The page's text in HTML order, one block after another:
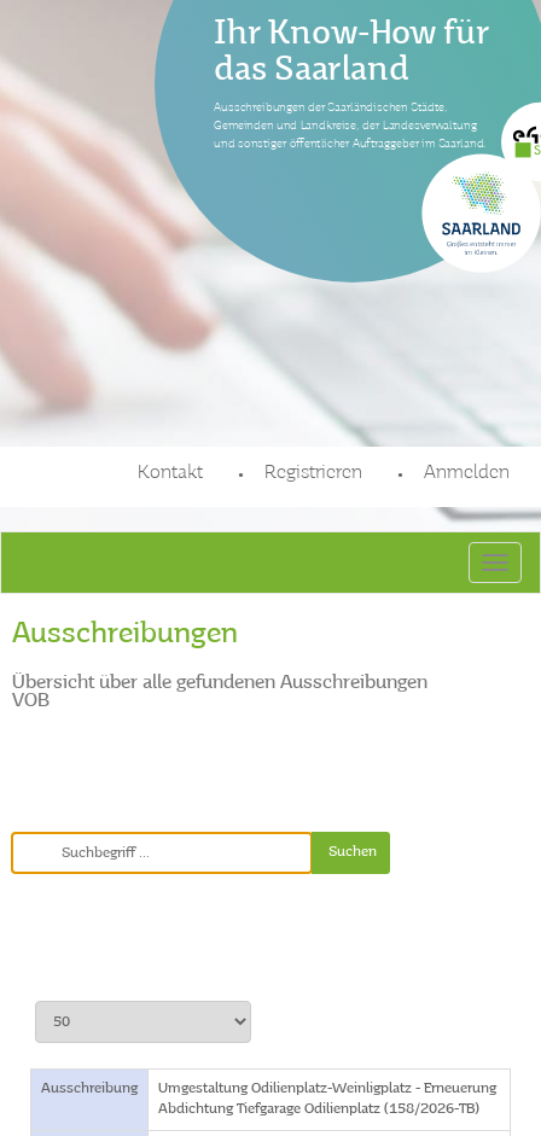
Ihr Know-How für
das Saarland
Ausschreibungen der Saarländischen Städte,
Gemeinden und Landkreise, der Landesverwaltung
und sonstiger öffentlicher Auftraggeber im Saarland.
Kontakt Registrieren Anmelden
Ausschreibungen
Übersicht über alle gefundenen Ausschreibungen
VOB
Ausschreibung
Umgestaltung Odilienplatz-Weinligplatz - Erneuerung
Abdichtung Tiefgarage Odilienplatz (158/2026-TB)